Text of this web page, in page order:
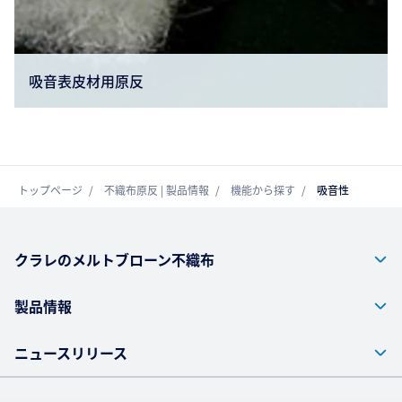
吸音表皮材用原反
トップページ 不織布原反 | 製品情報 機能から探す 吸音性
クラレのメルトブローン不織布
製品情報
ニュースリリース